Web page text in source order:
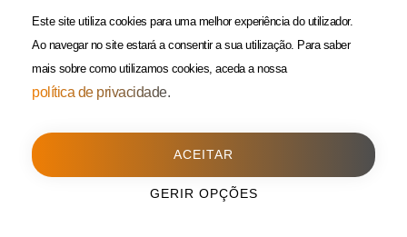
rede fixa)
Porto (Filial)
1588, 2º, sala 304
225 432 051
Política da Privacidade
Este site utiliza cookies para uma melhor experiência do utilizador.
Ao navegar no site estará a consentir a sua utilização. Para saber
mais sobre como utilizamos cookies, aceda a nossa
política de privacidade.
ACEITAR
GERIR OPÇÕES